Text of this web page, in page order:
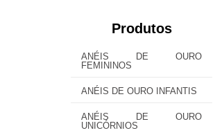
Produtos
ANÉIS DE OURO
FEMININOS
ANÉIS DE OURO INFANTIS
ANÉIS DE OURO
UNICÓRNIOS